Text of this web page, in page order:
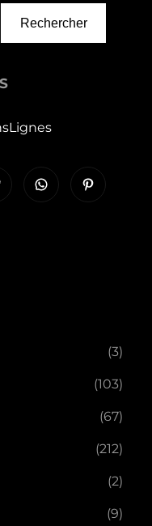
Rechercher
Lignes
WhatsApp
(3)
(103)
(67)
(212)
(2)
(9)